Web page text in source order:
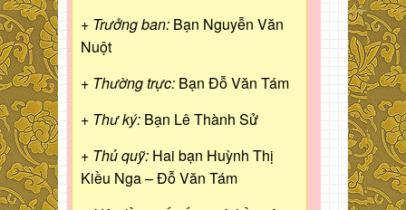
+ Trưởng ban: Bạn Nguyễn Văn
Nuột
+ Thường trực: Bạn Đỗ Văn Tám
+ Thư ký: Bạn Lê Thành Sử
+ Thủ quỹ: Hai bạn Huỳnh Thị
Kiều Nga – Đỗ Văn Tám